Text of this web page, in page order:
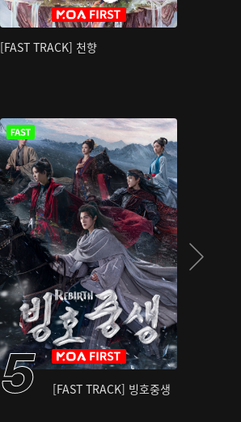
[FAST TRACK] 천향
[FAST TRACK] 빙호중생